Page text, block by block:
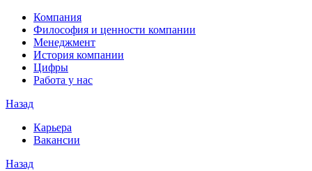
Компания
Философия и ценности компании
Менеджмент
История компании
Цифры
Работа у нас
Назад
Карьера
Вакансии
Назад